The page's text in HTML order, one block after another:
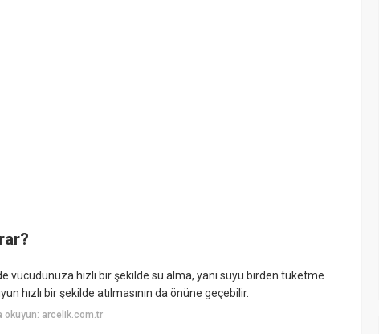
vücudunuza hızlı bir şekilde su alma, yani suyu birden tüketme
hızlı bir şekilde atılmasının da önüne geçebilir.
okuyun: arcelik.com.tr